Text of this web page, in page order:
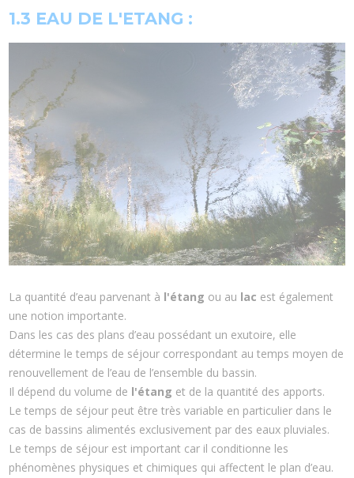
1.3 EAU DE L'ETANG :
La quantité d’eau parvenant à l'étang ou au lac est également
une notion importante.
Dans les cas des plans d’eau possédant un exutoire, elle
détermine le temps de séjour correspondant au temps moyen de
renouvellement de l’eau de l’ensemble du bassin.
Il dépend du volume de l'étang et de la quantité des apports.
Le temps de séjour peut être très variable en particulier dans le
cas de bassins alimentés exclusivement par des eaux pluviales.
Le temps de séjour est important car il conditionne les
phénomènes physiques et chimiques qui affectent le plan d’eau.